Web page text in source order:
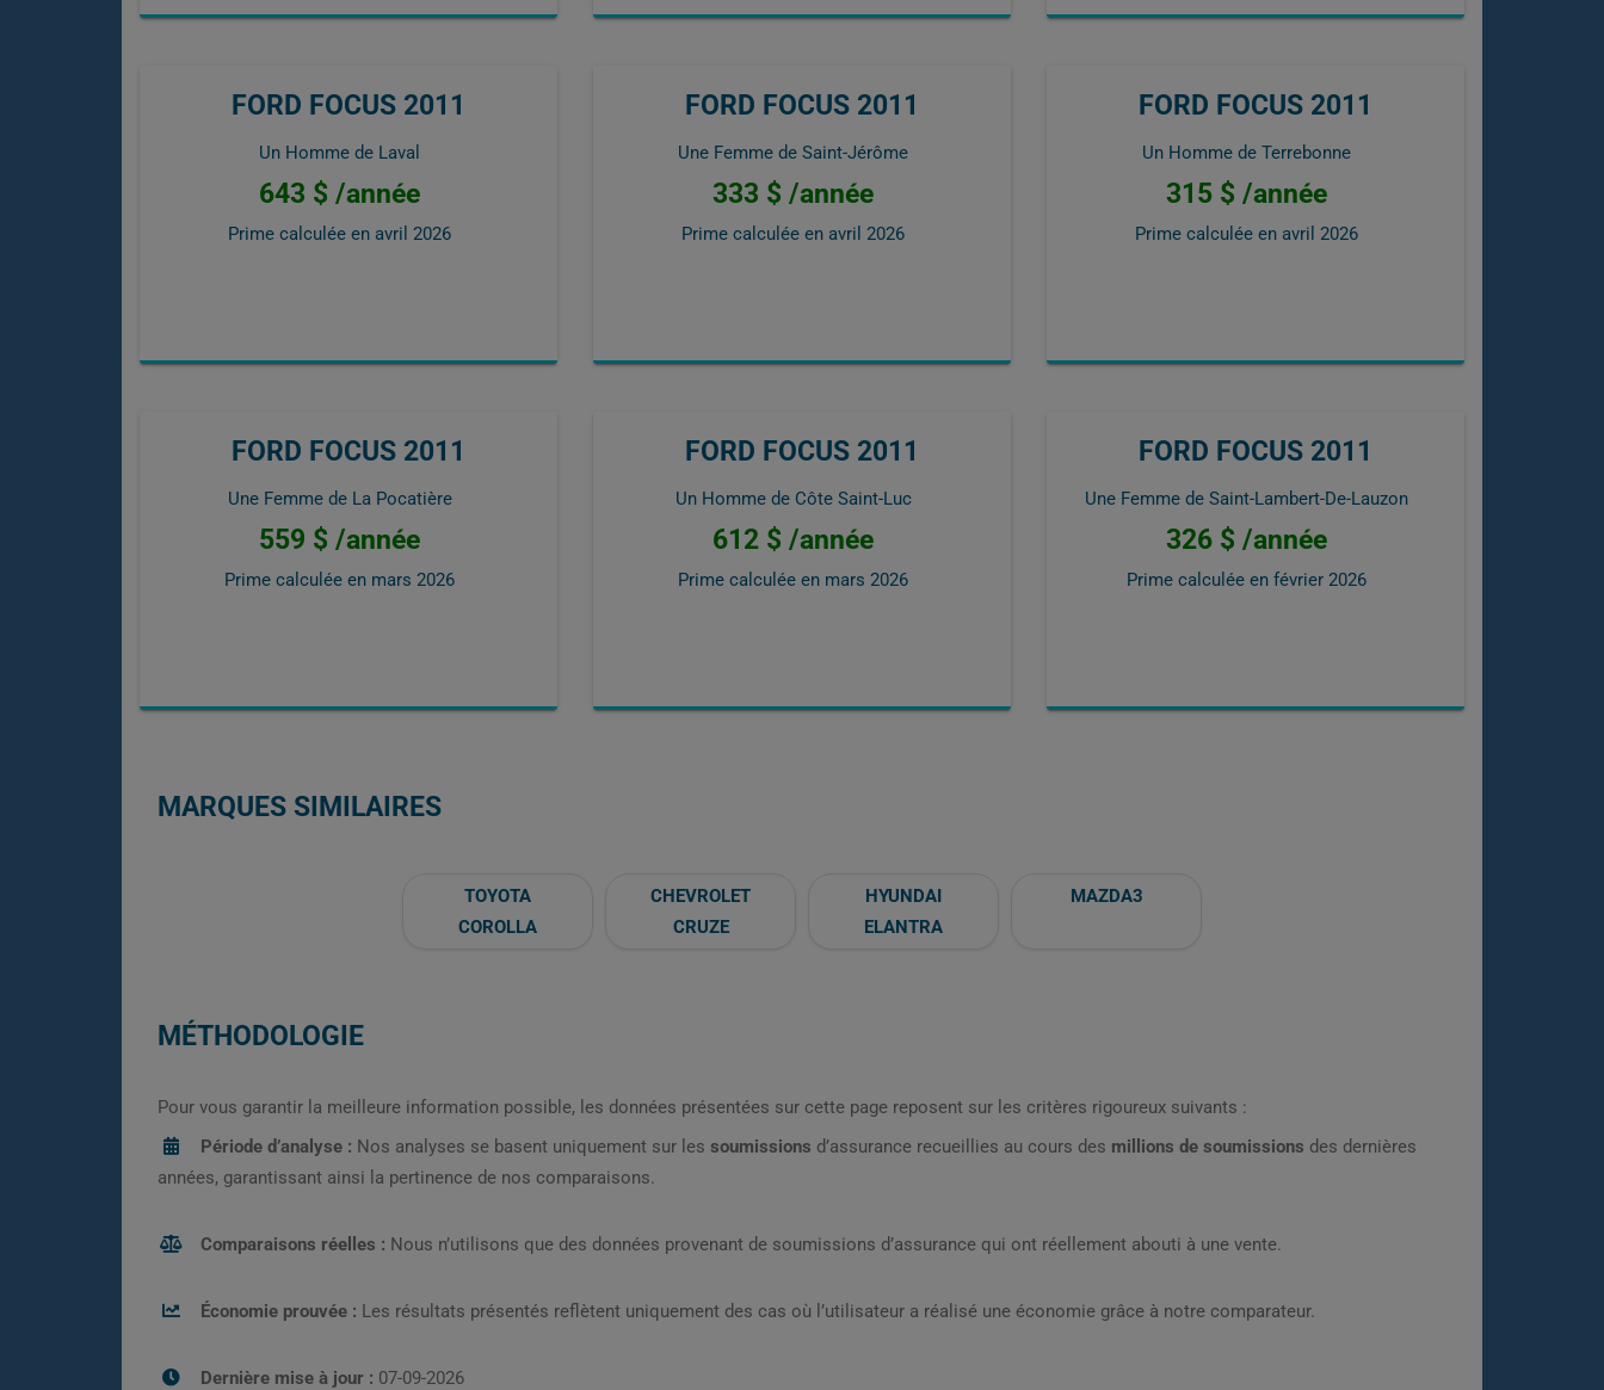
FORD FOCUS 2011
Un Homme de Laval
643 $ /année
Prime calculée en avril 2026
FORD FOCUS 2011
Une Femme de Saint-Jérôme
333 $ /année
Prime calculée en avril 2026
FORD FOCUS 2011
Un Homme de Terrebonne
315 $ /année
Prime calculée en avril 2026
FORD FOCUS 2011
Une Femme de La Pocatière
559 $ /année
Prime calculée en mars 2026
FORD FOCUS 2011
Un Homme de Côte Saint-Luc
612 $ /année
Prime calculée en mars 2026
FORD FOCUS 2011
Une Femme de Saint-Lambert-De-Lauzon
326 $ /année
Prime calculée en février 2026
MARQUES SIMILAIRES
TOYOTA
COROLLA
CHEVROLET
CRUZE
HYUNDAI
ELANTRA
MAZDA3
MÉTHODOLOGIE
Pour vous garantir la meilleure information possible, les données présentées sur cette page reposent sur les critères rigoureux suivants :
Période d’analyse : Nos analyses se basent uniquement sur les soumissions d’assurance recueillies au cours des millions de soumissions des dernières
années, garantissant ainsi la pertinence de nos comparaisons.
Comparaisons réelles : Nous n’utilisons que des données provenant de soumissions d’assurance qui ont réellement abouti à une vente.
Économie prouvée : Les résultats présentés reflètent uniquement des cas où l’utilisateur a réalisé une économie grâce à notre comparateur.
Dernière mise à jour : 07-09-2026